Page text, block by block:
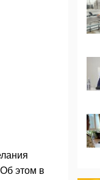
этом в